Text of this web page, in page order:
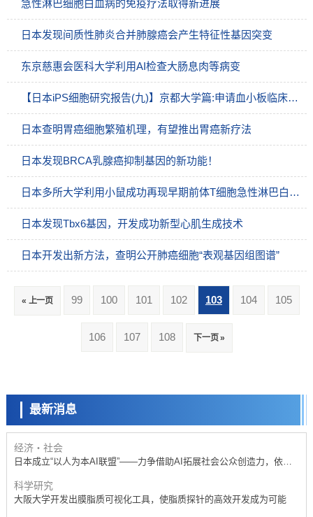
急性淋巴细胞白血病的免疫疗法取得新进展
日本发现间质性肺炎合并肺腺癌会产生特征性基因突变
东京慈惠会医科大学利用AI检查大肠息肉等病变
【日本iPS细胞研究报告(九)】京都大学篇:申请血小板临床试验
日本查明胃癌细胞繁殖机理，有望推出胃癌新疗法
日本发现BRCA乳腺癌抑制基因的新功能！
日本多所大学利用小鼠成功再现早期前体T细胞急性淋巴白血病
日本发现Tbx6基因，开发成功新型心肌生成技术
日本开发出新方法，查明公开肺癌细胞“表观基因组图谱”
« 上一页 99 100 101 102 103 104 105
106 107 108 下一页 »
最新消息
科学研究
开发出300亿年仅误差1秒的光晶格钟，构建网络将其打造为下一代社会
基础设施
经济・社会
日本成立“以人为本AI联盟”——力争借助AI拓展社会公众创造力，依托
科学研究
大阪大学开发出膜脂质可视化工具，使脂质探针的高效开发成为可能